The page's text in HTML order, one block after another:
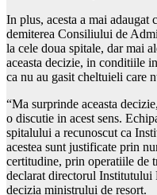
In plus, acesta a mai
demiterea Consiliului de
la cele doua spitale, dar mai
aceasta decizie, in conditiile
ca nu au gasit cheltuieli care
“Ma surprinde aceasta
o discutie in acest sens.
spitalului a recunoscut ca
acestea sunt justificate prin
certitudine, prin operatiile de
declarat directorul
decizia ministrului de resort.